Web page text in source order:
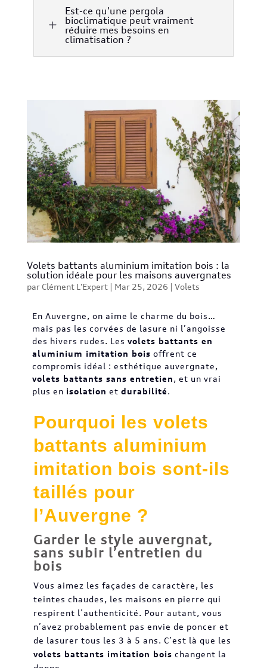
L
Est-ce qu'une pergola
bioclimatique peut vraiment
réduire mes besoins en
climatisation ?
Volets battants aluminium imitation bois : la
solution idéale pour les maisons auvergnates
par Clément L'Expert| Mar 25, 2026 | Volets
En Auvergne, on aime le charme du bois…
mais pas les corvées de lasure ni l’angoisse
des hivers rudes. Les volets battants en
aluminium imitation bois offrent ce
compromis idéal : esthétique auvergnate,
volets battants sans entretien, et un vrai
plus en isolation et durabilité.
Pourquoi les volets
battants aluminium
imitation bois sont-ils
taillés pour
l’Auvergne ?
Garder le style auvergnat,
sans subir l’entretien du
bois
Vous aimez les façades de caractère, les
teintes chaudes, les maisons en pierre qui
respirent l’authenticité. Pour autant, vous
n’avez probablement pas envie de poncer et
de lasurer tous les 3 à 5 ans. C’est là que les
volets battants imitation bois changent la